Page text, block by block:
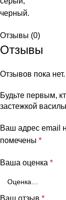
черный.
Отзывы (0)
Отзывы
Отзывов пока нет.
Будьте первым,
застежкой
Ваш адрес email
помечены *
Ваша оценка *